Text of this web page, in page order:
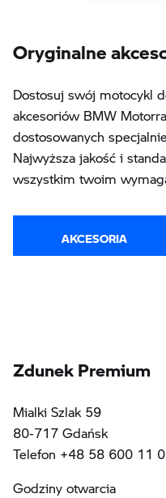
Oryginalne
Dostosuj swój motocykl
akcesoriów BMW
dostosowanych
Najwyższa jakość i
wszystkim twoim
AKCESORIA
Zdunek Premium
Mialki Szlak 59
80-717 Gdańsk
Telefon +48 58 600 11
Godziny otwarcia